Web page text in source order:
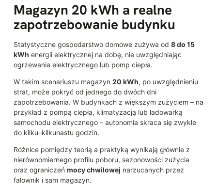
Magazyn 20 kWh a realne
zapotrzebowanie budynku
Statystyczne gospodarstwo domowe zużywa od 8 do 15
kWh energii elektrycznej na dobę, nie uwzględniając
ogrzewania elektrycznego lub pomp ciepła.
W takim scenariuszu magazyn 20 kWh, po uwzględnieniu
strat, może pokryć od jednego do dwóch dni
zapotrzebowania. W budynkach z większym zużyciem – na
przykład z pompą ciepła, klimatyzacją lub ładowarką
samochodu elektrycznego – autonomia skraca się zwykle
do kilku–kilkunastu godzin.
Różnice pomiędzy teorią a praktyką wynikają głównie z
nierównomiernego profilu poboru, sezonowości zużycia
oraz ograniczeń mocy chwilowej narzucanych przez
falownik i sam magazyn.